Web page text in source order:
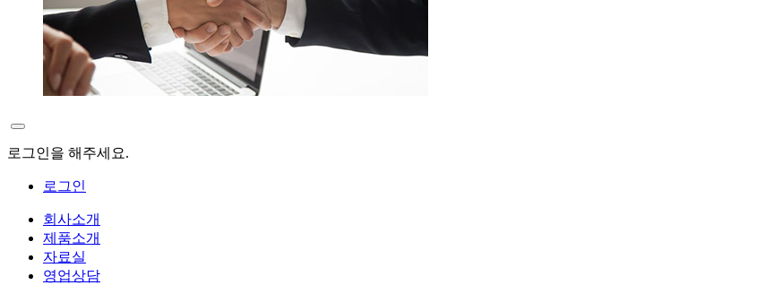
로그인을 해주세요.
로그인
회사소개
제품소개
자료실
영업상담